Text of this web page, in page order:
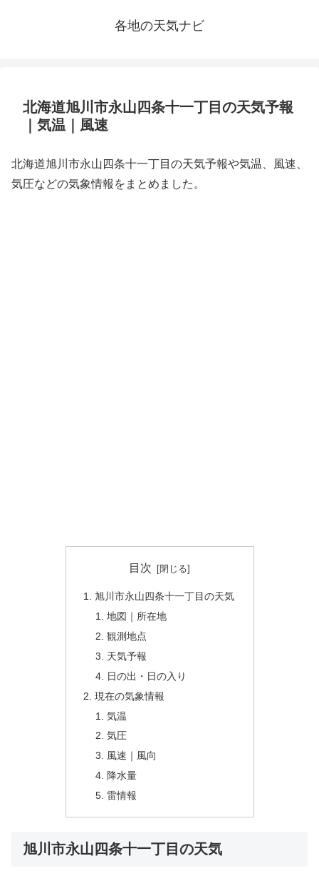
各地の天気ナビ
北海道旭川市永山四条十一丁目の天気予報
｜気温｜風速
北海道旭川市永山四条十一丁目の天気予報や気温、風速、
気圧などの気象情報をまとめました。
目次
旭川市永山四条十一丁目の天気
地図｜所在地
観測地点
天気予報
日の出・日の入り
現在の気象情報
気温
気圧
風速｜風向
降水量
雷情報
旭川市永山四条十一丁目の天気